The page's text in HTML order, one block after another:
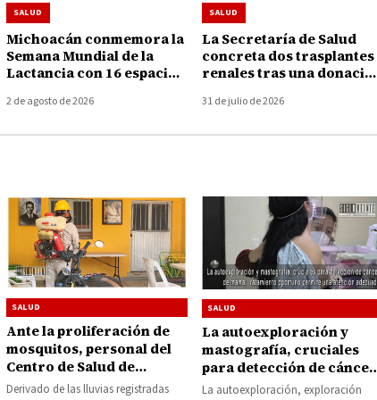
SALUD
Michoacán conmemora la
Semana Mundial de la
Lactancia con 16 espacios
2 de agosto de 2026
SALUD
La Secretaría de Salud
concreta dos trasplantes
renales tras una donación
31 de julio de 2026
SALUD
Ante la proliferación de
mosquitos, personal del
Centro de Salud de
Huetamo realiza campaña
Derivado de las lluvias registradas
SALUD
La autoexploración y
mastografía, cruciales
para detección de cáncer
de mama; tratamiento
La autoexploración, exploración